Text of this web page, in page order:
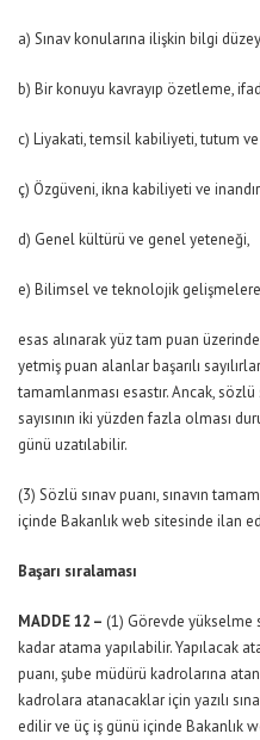
a) Sınav konularına ilişkin bilgi
b) Bir konuyu kavrayıp özetleme,
c) Liyakati, temsil kabiliyeti, tutum
ç) Özgüveni, ikna kabiliyeti ve
d) Genel kültürü ve genel yeteneği,
e) Bilimsel ve teknolojik gelişmelere
esas alınarak yüz tam puan
yetmiş puan alanlar başarılı
tamamlanması esastır. Ancak,
sayısının iki yüzden fazla olması
günü uzatılabilir.
(3) Sözlü sınav puanı, sınavın
içinde Bakanlık web sitesinde ilan
Başarı sıralaması
MADDE 12 – (1) Görevde yükselme
kadar atama yapılabilir. Yapılacak
puanı, şube müdürü kadrolarına
kadrolara atanacaklar için yazılı
edilir ve üç iş günü içinde Bakanlık